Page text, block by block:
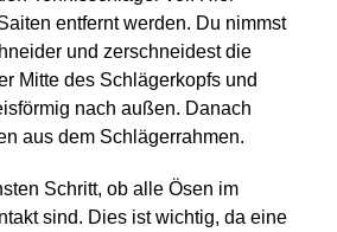
entfernt werden. Du nimmst
und zerschneidest die
Mitte des Schlägerkopfs und
nach außen. Danach
aus dem Schlägerrahmen.
Schritt, ob alle Ösen im
sind. Dies ist wichtig, da eine